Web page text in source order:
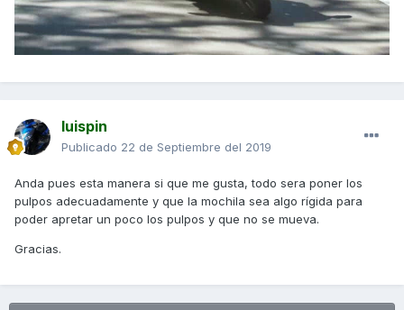
luispin
Publicado 22 de Septiembre del 2019
Anda pues esta manera si que me gusta, todo sera poner los
pulpos adecuadamente y que la mochila sea algo rígida para
poder apretar un poco los pulpos y que no se mueva.
Gracias.